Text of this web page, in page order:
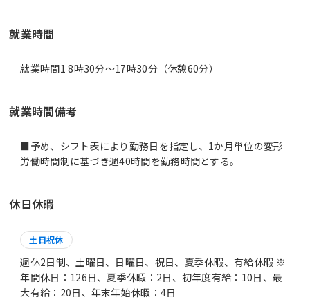
就業時間
就業時間1 8時30分〜17時30分（休憩60分）
就業時間備考
■予め、シフト表により勤務日を指定し、1か月単位の変形
休日休暇
土日祝休
週休2日制、土曜日、日曜日、祝日、夏季休暇、有給休暇 ※
年間休日：126日、夏季休暇：2日、初年度有給：10日、最
大有給：20日、年末年始休暇：4日